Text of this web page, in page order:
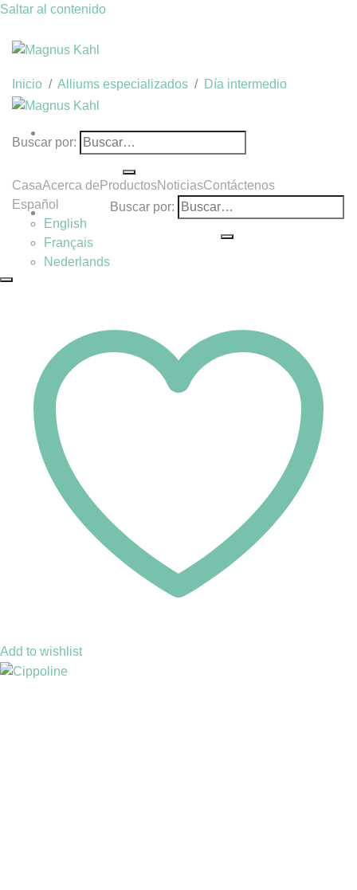
Saltar al contenido
Buscar por:
CasaAcerca de ProductosNoticiasContáctenos
Español
English
Français
Nederlands
Buscar por:
Inicio / Alliums especializados / Día intermedio
Add to wishlist